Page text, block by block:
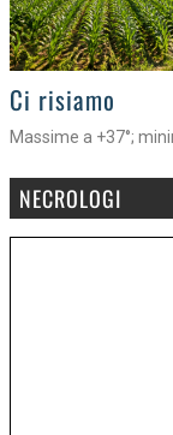
>
Ci risiamo
Massime a +37°;
NECROLOGI